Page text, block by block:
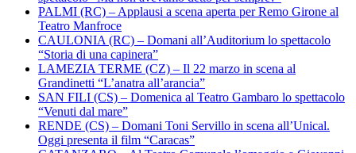
PALMI (RC) – Applausi a scena aperta per Remo Girone al
Teatro Manfroce
CAULONIA (RC) – Domani all’Auditorium lo spettacolo
“Storia di una capinera”
LAMEZIA TERME (CZ) – Il 22 marzo in scena al
Grandinetti “L’anatra all’arancia”
SAN FILI (CS) – Domenica al Teatro Gambaro lo spettacolo
“Venuti dal mare”
RENDE (CS) – Domani Toni Servillo in scena all’Unical.
Oggi presenta il film “Caracas”